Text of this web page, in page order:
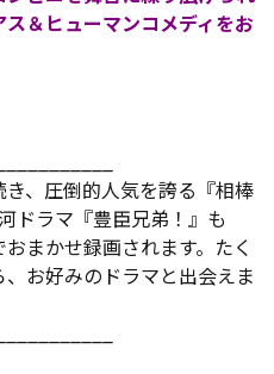
＆ヒューマンコメディをお
、圧倒的人気を誇る『相棒
ドラマ『豊臣兄弟！』も
まかせ録画されます。たく
お好みのドラマと出会えま